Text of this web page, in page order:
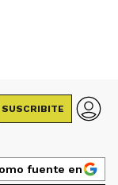
SUSCRIBITE
fuente en